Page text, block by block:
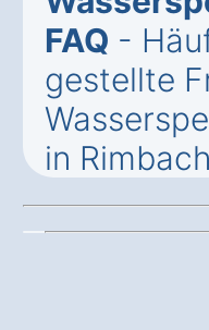
FAQ -
gestellte
in Rimbach